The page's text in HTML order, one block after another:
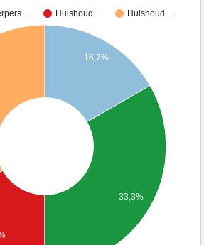
Huishoud… Huishoud…
16,7%
33,3%